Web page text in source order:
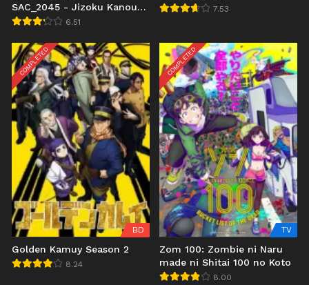
SAC_2045 - Jizoku Kanou
Sensou (2021)
6.51
7.53
COMPLETED
BD
Golden Kamuy Season 2
8.24
COMPLETED
TV
Zom 100: Zombie ni Naru
made ni Shitai 100 no Koto
8.00